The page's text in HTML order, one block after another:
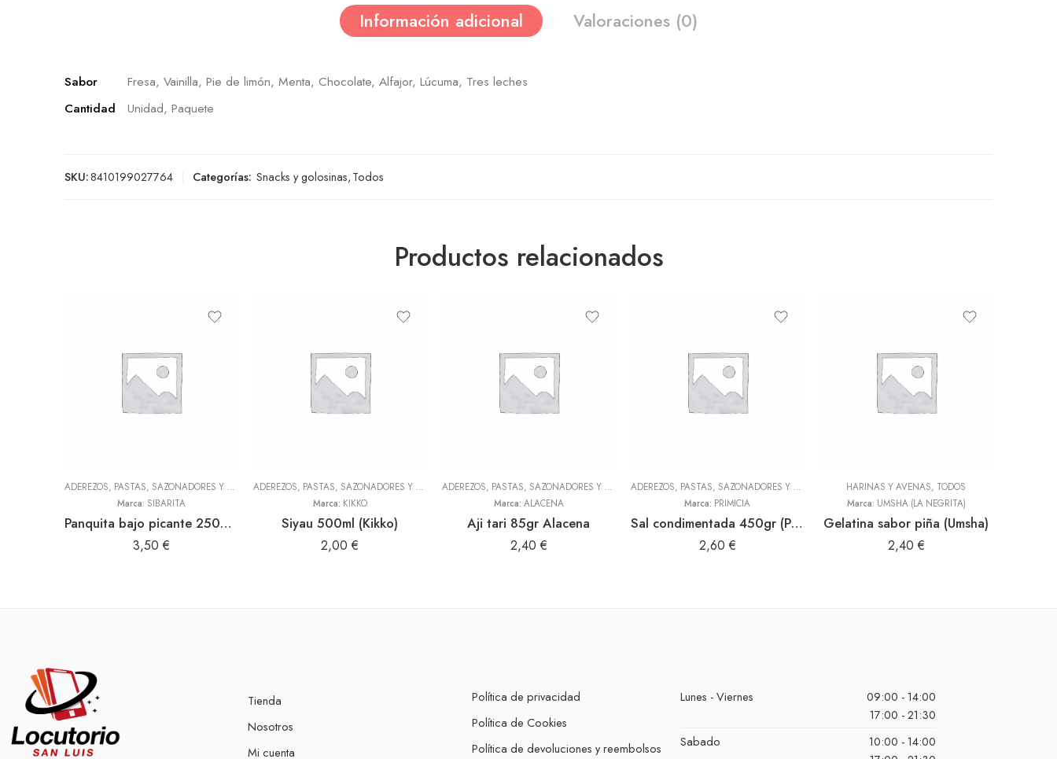
Información adicional Valoraciones (0)
Sabor
Fresa, Vainilla, Pie de limón, Menta, Chocolate, Alfajor, Lúcuma, Tres leches
Cantidad
Unidad, Paquete
SKU:8410199027764 Categorías: Snacks y golosinas,Todos
Productos relacionados
ADEREZOS, PASTAS, SAZONADORES Y CONDIMENTOS ,TODOS
Marca: SIBARITA
Panquita bajo picante 250gr (Sibarita)
3,50 €
ADEREZOS, PASTAS, SAZONADORES Y CONDIMENTOS ,TODOS
Marca: KIKKO
Siyau 500ml (Kikko)
2,00 €
ADEREZOS, PASTAS, SAZONADORES Y CONDIMENTOS ,TODOS
Marca: ALACENA
Aji tari 85gr Alacena
2,40 €
ADEREZOS, PASTAS, SAZONADORES Y CONDIMENTOS ,TODOS
Marca: PRIMICIA
Sal condimentada 450gr (Primicia)
2,60 €
HARINAS Y AVENAS, TODOS
Marca: UMSHA (LA NEGRITA)
Gelatina sabor piña (Umsha)
2,40 €
Tienda
Nosotros
Mi cuenta
Política de privacidad
Política de Cookies
Política de devoluciones y reembolsos
Lunes - Viernes
09:00 - 14:00
17:00 - 21:30
Sabado
10:00 - 14:00